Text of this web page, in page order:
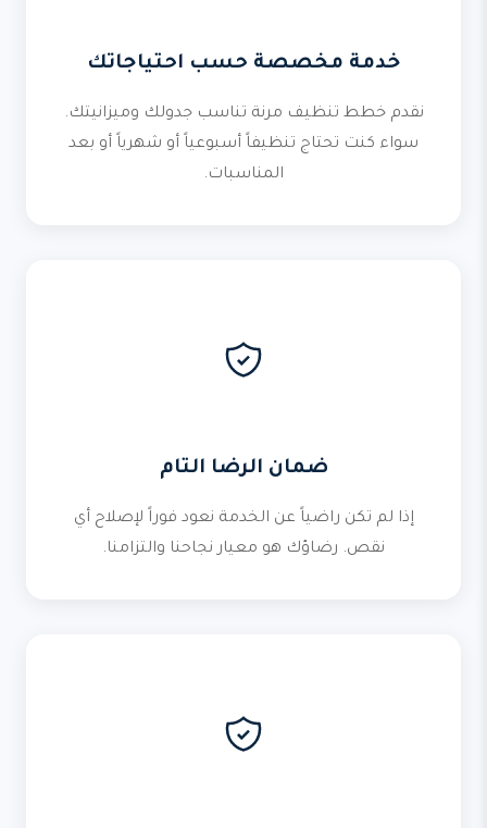
خدمة مخصصة حسب احتياجاتك
نقدم خطط تنظيف مرنة تناسب جدولك وميزانيتك.
سواء كنت تحتاج تنظيفاً أسبوعياً أو شهرياً أو بعد
المناسبات.
ضمان الرضا التام
إذا لم تكن راضياً عن الخدمة نعود فوراً لإصلاح أي
نقص. رضاؤك هو معيار نجاحنا والتزامنا.